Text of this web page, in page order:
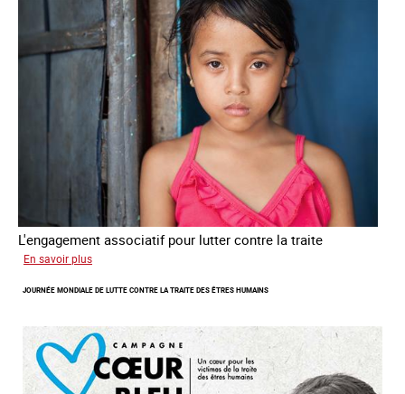
L'engagement associatif pour lutter contre la traite
En savoir plus
des
en
Asie
du
sud
JOURNÉE MONDIALE DE LUTTE CONTRE LA TRAITE DES ÊTRES HUMAINS